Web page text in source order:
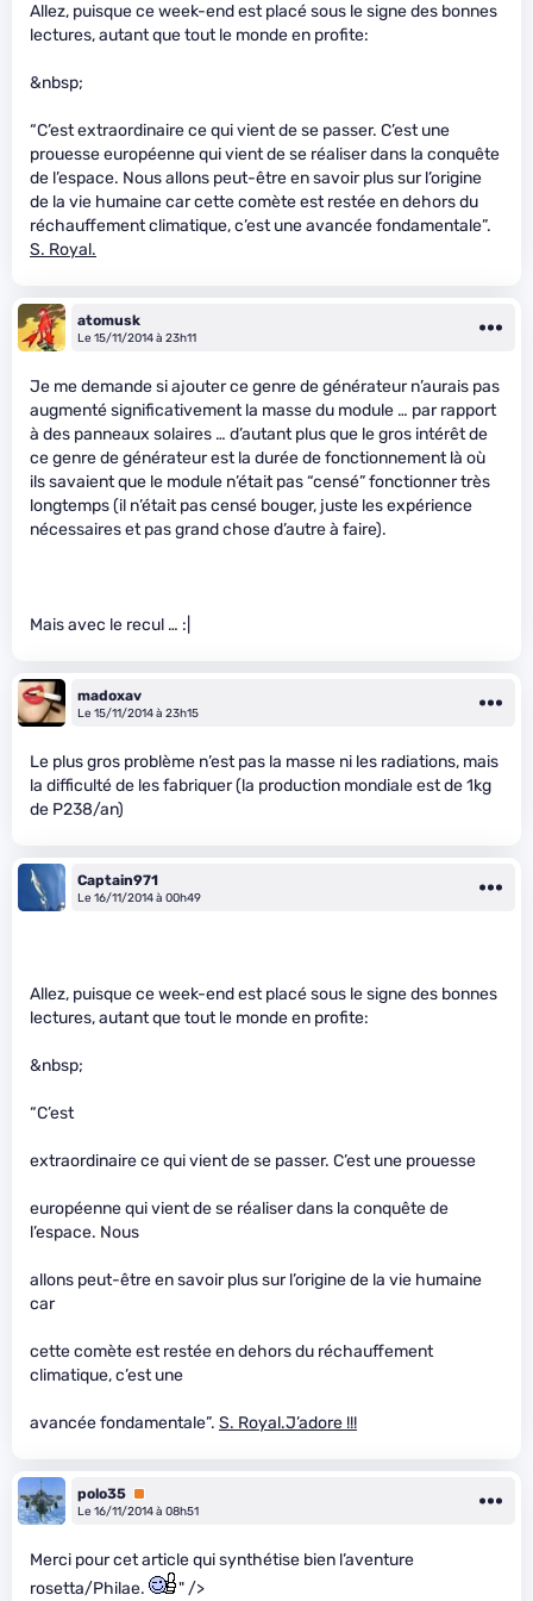
Allez, puisque ce week-end est placé sous le signe des bonnes
lectures, autant que tout le monde en profite:
&nbsp;
“C’est extraordinaire ce qui vient de se passer. C’est une
prouesse européenne qui vient de se réaliser dans la conquête
de l’espace. Nous allons peut-être en savoir plus sur l’origine
de la vie humaine car cette comète est restée en dehors du
réchauffement climatique, c’est une avancée fondamentale”.
S. Royal.
atomusk
Le 15/11/2014 à 23h11
Je me demande si ajouter ce genre de générateur n’aurais pas
augmenté significativement la masse du module … par rapport
à des panneaux solaires … d’autant plus que le gros intérêt de
ce genre de générateur est la durée de fonctionnement là où
ils savaient que le module n’était pas “censé” fonctionner très
longtemps (il n’était pas censé bouger, juste les expérience
nécessaires et pas grand chose d’autre à faire).
Mais avec le recul … :|
madoxav
Le 15/11/2014 à 23h15
Le plus gros problème n’est pas la masse ni les radiations, mais
la difficulté de les fabriquer (la production mondiale est de 1kg
de P238/an)
Captain971
Le 16/11/2014 à 00h49
Allez, puisque ce week-end est placé sous le signe des bonnes
lectures, autant que tout le monde en profite:
&nbsp;
“C’est
extraordinaire ce qui vient de se passer. C’est une prouesse
européenne qui vient de se réaliser dans la conquête de
l’espace. Nous
allons peut-être en savoir plus sur l’origine de la vie humaine
car
cette comète est restée en dehors du réchauffement
climatique, c’est une
avancée fondamentale”. S. Royal.J’adore !!!
polo35 Premium
Le 16/11/2014 à 08h51
Merci pour cet article qui synthétise bien l’aventure
rosetta/Philae.
" />